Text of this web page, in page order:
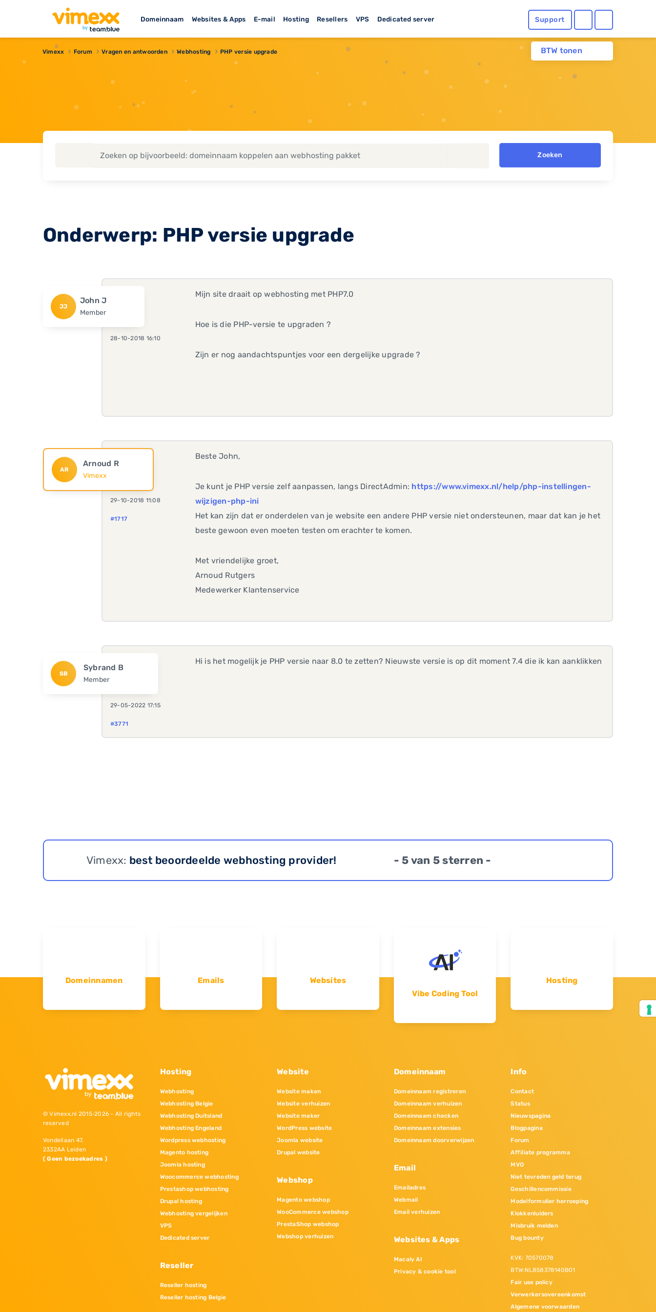
Domeinnaam Websites & Apps E-mail Hosting Resellers VPS Dedicated server Support
BTW tonen
Vimexx Forum Vragen en antwoorden Webhosting PHP versie upgrade
Zoeken
Onderwerp: PHP versie upgrade
JJ
John J
Member
28-10-2018 16:10
Mijn site draait op webhosting met PHP7.0
Hoe is die PHP-versie te upgraden ?
Zijn er nog aandachtspuntjes voor een dergelijke upgrade ?
AR
Arnoud R
Vimexx
29-10-2018 11:08
#1717
Beste John,
Je kunt je PHP versie zelf aanpassen, langs DirectAdmin: https://www.vimexx.nl/help/php-instellingen-
wijzigen-php-ini
Het kan zijn dat er onderdelen van je website een andere PHP versie niet ondersteunen, maar dat kan je het
beste gewoon even moeten testen om erachter te komen.
Met vriendelijke groet,
Arnoud Rutgers
Medewerker Klantenservice
SB
Sybrand B
Member
29-05-2022 17:15
#3771
Hi is het mogelijk je PHP versie naar 8.0 te zetten? Nieuwste versie is op dit moment 7.4 die ik kan aanklikken
Vimexx: best beoordeelde webhosting provider! - 5 van 5 sterren -
Domeinnamen Emails
Websites
Vibe Coding Tool
Hosting
© Vimexx.nl 2015‐2026 - All rights
reserved
Vondellaan 47,
2332AA Leiden
( Geen bezoekadres )
Hosting
Webhosting
Webhosting Belgie
Webhosting Duitsland
Webhosting Engeland
Wordpress webhosting
Magento hosting
Joomla hosting
Woocommerce webhosting
Prestashop webhosting
Drupal hosting
Webhosting vergelijken
VPS
Dedicated server
Reseller
Reseller hosting
Reseller hosting Belgie
Website
Website maken
Website verhuizen
Website maker
WordPress website
Joomla website
Drupal website
Webshop
Magento webshop
WooCommerce webshop
PrestaShop webshop
Webshop verhuizen
Domeinnaam
Domeinnaam registreren
Domeinnaam verhuizen
Domeinnaam checken
Domeinnaam extensies
Domeinnaam doorverwijzen
Email
Emailadres
Webmail
Email verhuizen
Websites & Apps
Macaly AI
Privacy & cookie tool
Info
Contact
Status
Nieuwspagina
Blogpagina
Forum
Affiliate programma
MVO
Niet tevreden geld terug
Geschillencommissie
Modelformulier herroeping
Klokkenluiders
Misbruik melden
Bug bounty
KVK: 70570078
BTW:NL858378140B01
Fair use policy
Verwerkersovereenkomst
Algemene voorwaarden